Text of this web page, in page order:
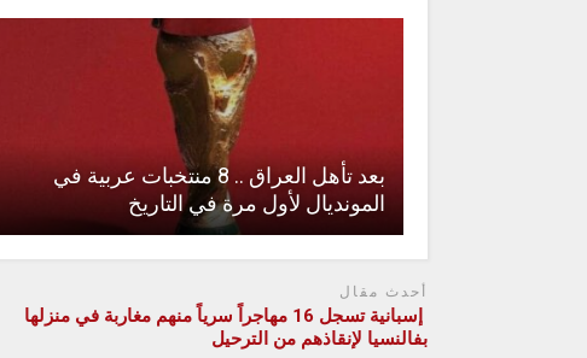
بعد تأهل العراق .. 8 منتخبات عربية في
المونديال لأول مرة في التاريخ
أحدث مقال
إسبانية تسجل 16 مهاجراً سرياً منهم مغاربة في منزلها
بفالنسيا لإنقاذهم من الترحيل